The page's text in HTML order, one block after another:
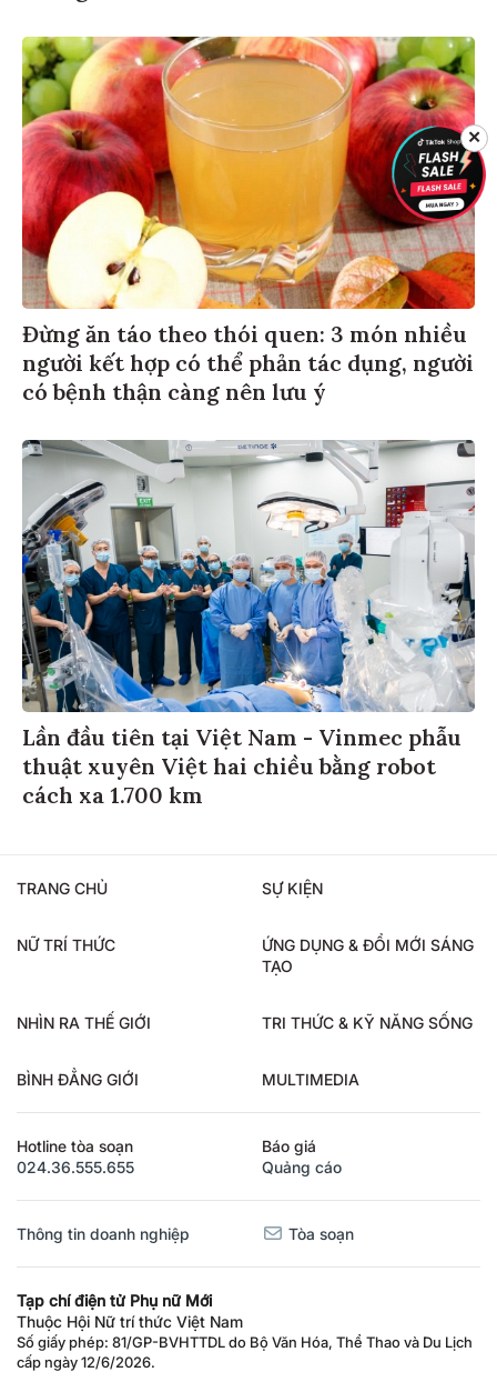
Đừng ăn táo theo thói quen: 3 món nhiều
người kết hợp có thể phản tác dụng, người
có bệnh thận càng nên lưu ý
Lần đầu tiên tại Việt Nam - Vinmec phẫu
thuật xuyên Việt hai chiều bằng robot
cách xa 1.700 km
TRANG CHỦ SỰ KIỆN
NỮ TRÍ THỨC
ỨNG DỤNG & ĐỔI MỚI SÁNG
TẠO
NHÌN RA THẾ GIỚI TRI THỨC & KỸ NĂNG SỐNG
BÌNH ĐẲNG GIỚI MULTIMEDIA
Hotline tòa soạn
024.36.555.655
Báo giá
Quảng cáo
Thông tin doanh nghiệp Tòa soạn
Tạp chí điện tử Phụ nữ Mới
Thuộc Hội Nữ trí thức Việt Nam
Số giấy phép: 81/GP-BVHTTDL do Bộ Văn Hóa, Thể Thao và Du Lịch
cấp ngày 12/6/2026.
✕